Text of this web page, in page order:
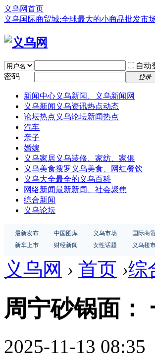
义乌网首页
义乌国际商贸城:全球最大的小商品批发市
自动
密码
登录
新闻中心义乌新闻、义乌新闻网
义乌新闻 义乌资讯热点动态
论坛热点 义乌论坛新闻热点
汽车
亲子
婚嫁
义乌家居义乌装修、家纺、家俱
义乌美食搜罗义乌美食、网红餐饮
义乌大全最全的义乌百科
网络新闻最新新闻、社会聚焦
综合新闻
义乌论坛
最新发布 中国图库 义乌市场 国际商
新车上市
财经新闻 女性话题 义乌楼
义乌网 › 首页 ›综
周宁砂锅面：
2025-11-13 08:35